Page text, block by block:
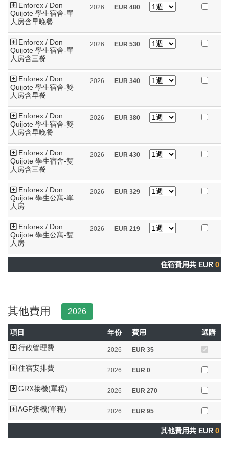
Enforex / Don
Quijote 學生宿舍-單
人房含早晚餐
2026 EUR 480
Enforex / Don
Quijote 學生宿舍-單
人房含三餐
2026 EUR 530
Enforex / Don
Quijote 學生宿舍-雙
人房含早餐
2026 EUR 340
Enforex / Don
Quijote 學生宿舍-雙
人房含早晚餐
2026 EUR 380
Enforex / Don
Quijote 學生宿舍-雙
人房含三餐
2026 EUR 430
Enforex / Don
Quijote 學生公寓-單
人房
2026 EUR 329
Enforex / Don
Quijote 學生公寓-雙
人房
2026 EUR 219
住宿費用共 EUR 0
其他費用 2026
項目 年份 費用
選購
行政管理費
2026 EUR 35
住宿安排費 2026 EUR 0
GRX接機(單程) 2026 EUR 270
AGP接機(單程) 2026 EUR 95
其他費用共 EUR 0